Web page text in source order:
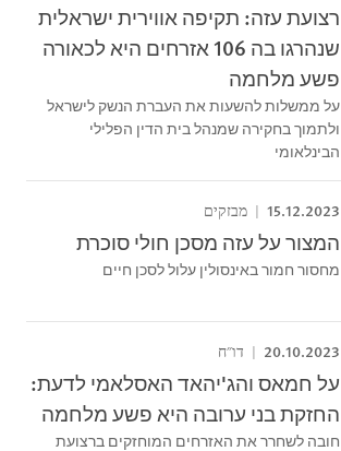
רצועת עזה: תקיפה אווירית ישראלית
שנהרגו בה 106 אזרחים היא לכאורה
פשע מלחמה
על ממשלות להשעות את העברת הנשק לישראל
ולתמוך בחקירה שמנהל בית הדין הפלילי
הבינלאומי
15.12.2023 מבזקים
המצור על עזה מסכן חולי סוכרת
מחסור חמור באינסולין עלול לסכן חיים
20.10.2023 דו"ח
על חמאס והג'יהאד האסלאמי לדעת:
החזקת בני ערובה היא פשע מלחמה
חובה לשחרר את האזרחים המוחזקים ברצועת